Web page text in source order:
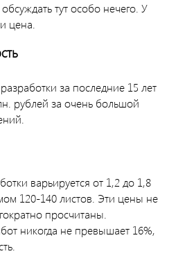
тут особо нечего. У
цена.
за последние 15 лет
рублей за очень большой
варьируется от 1,2 до 1,8
120-140 листов. Эти цены не
просчитаны.
никогда не превышает 16%,